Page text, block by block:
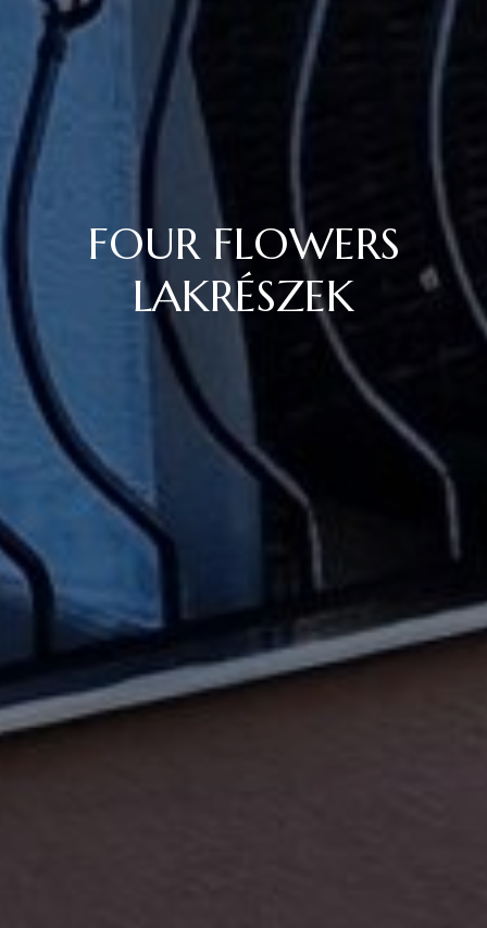
FOUR FLOWERS
LAKRÉSZEK